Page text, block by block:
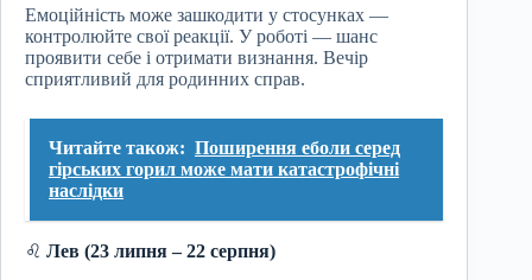
Емоційність може зашкодити у стосунках —
контролюйте свої реакції. У роботі — шанс
проявити себе і отримати визнання. Вечір
сприятливий для родинних справ.
Читайте також: Поширення еболи серед
гірських горил може мати катастрофічні
наслідки
♌ Лев (23 липня – 22 серпня)